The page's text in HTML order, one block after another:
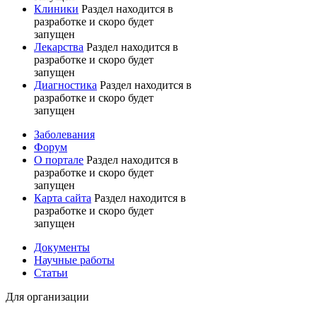
Клиники Раздел находится в
разработке и скоро будет
запущен
Лекарства Раздел находится в
разработке и скоро будет
запущен
Диагностика Раздел находится в
разработке и скоро будет
запущен
Заболевания
Форум
О портале Раздел находится в
разработке и скоро будет
запущен
Карта сайта Раздел находится в
разработке и скоро будет
запущен
Документы
Научные работы
Статьи
Для организации